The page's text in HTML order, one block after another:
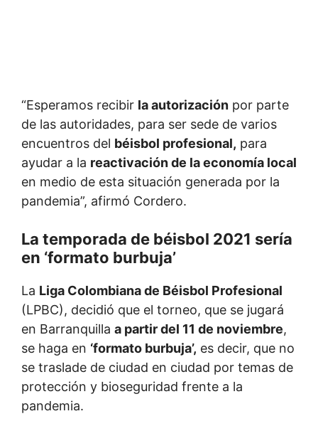
“Esperamos recibir la autorización por parte
de las autoridades, para ser sede de varios
encuentros del béisbol profesional, para
ayudar a la reactivación de la economía local
en medio de esta situación generada por la
pandemia”, afirmó Cordero.
La temporada de béisbol 2021 sería
en ‘formato burbuja’
La Liga Colombiana de Béisbol Profesional
(LPBC), decidió que el torneo, que se jugará
en Barranquilla a partir del 11 de noviembre,
se haga en ‘formato burbuja’, es decir, que no
se traslade de ciudad en ciudad por temas de
protección y bioseguridad frente a la
pandemia.